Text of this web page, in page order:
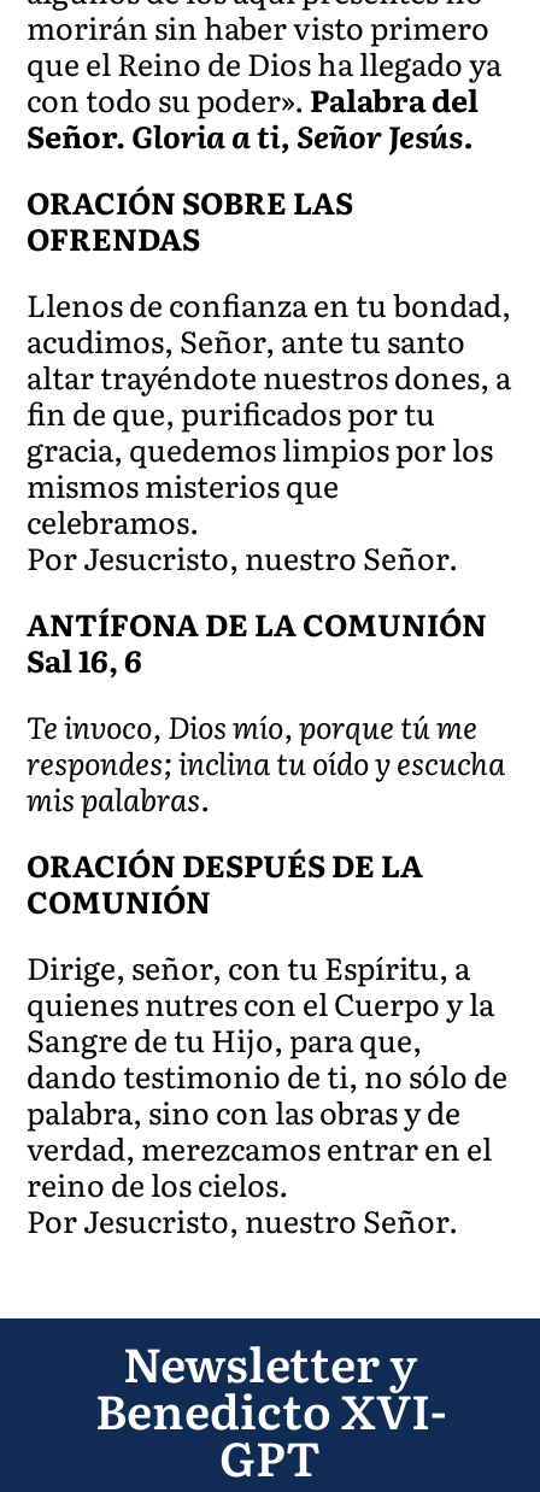
morirán sin haber visto primero
que el Reino de Dios ha llegado ya
con todo su poder». Palabra del
Señor.Gloria a ti, Señor Jesús.
ORACIÓN SOBRE LAS
OFRENDAS
Llenos de confianza en tu bondad,
acudimos, Señor, ante tu santo
altar trayéndote nuestros dones, a
fin de que, purificados por tu
gracia, quedemos limpios por los
mismos misterios que
celebramos.
Por Jesucristo, nuestro Señor.
ANTÍFONA DE LA COMUNIÓN
Sal 16, 6
Te invoco, Dios mío, porque tú me
respondes; inclina tu oído y escucha
mis palabras.
ORACIÓN DESPUÉS DE LA
COMUNIÓN
Dirige, señor, con tu Espíritu, a
quienes nutres con el Cuerpo y la
Sangre de tu Hijo, para que,
dando testimonio de ti, no sólo de
palabra, sino con las obras y de
verdad, merezcamos entrar en el
reino de los cielos.
Por Jesucristo, nuestro Señor.
Newsletter y
Benedicto XVI-
GPT